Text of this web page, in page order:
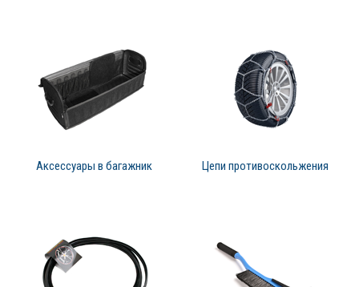
Аксессуары в багажник Цепи противоскольжения